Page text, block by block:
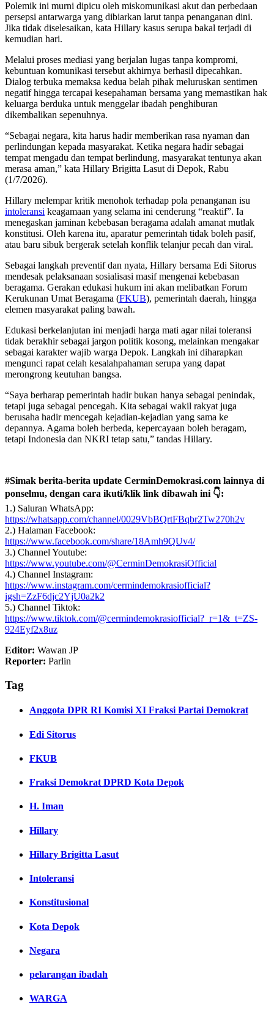
Polemik ini murni dipicu oleh miskomunikasi akut dan perbedaan
persepsi antarwarga yang dibiarkan larut tanpa penanganan dini.
Jika tidak diselesaikan, kata Hillary kasus serupa bakal terjadi di
kemudian hari.
Melalui proses mediasi yang berjalan lugas tanpa kompromi,
kebuntuan komunikasi tersebut akhirnya berhasil dipecahkan.
Dialog terbuka memaksa kedua belah pihak meluruskan sentimen
negatif hingga tercapai kesepahaman bersama yang memastikan hak
keluarga berduka untuk menggelar ibadah penghiburan
dikembalikan sepenuhnya.
“Sebagai negara, kita harus hadir memberikan rasa nyaman dan
perlindungan kepada masyarakat. Ketika negara hadir sebagai
tempat mengadu dan tempat berlindung, masyarakat tentunya akan
merasa aman,” kata Hillary Brigitta Lasut di Depok, Rabu
(1/7/2026).
Hillary melempar kritik menohok terhadap pola penanganan isu
intoleransi keagamaan yang selama ini cenderung “reaktif”. Ia
menegaskan jaminan kebebasan beragama adalah amanat mutlak
konstitusi. Oleh karena itu, aparatur pemerintah tidak boleh pasif,
atau baru sibuk bergerak setelah konflik telanjur pecah dan viral.
Sebagai langkah preventif dan nyata, Hillary bersama Edi Sitorus
mendesak pelaksanaan sosialisasi masif mengenai kebebasan
beragama. Gerakan edukasi hukum ini akan melibatkan Forum
Kerukunan Umat Beragama (FKUB), pemerintah daerah, hingga
elemen masyarakat paling bawah.
Edukasi berkelanjutan ini menjadi harga mati agar nilai toleransi
tidak berakhir sebagai jargon politik kosong, melainkan mengakar
sebagai karakter wajib warga Depok. Langkah ini diharapkan
mengunci rapat celah kesalahpahaman serupa yang dapat
merongrong keutuhan bangsa.
“Saya berharap pemerintah hadir bukan hanya sebagai penindak,
tetapi juga sebagai pencegah. Kita sebagai wakil rakyat juga
berusaha hadir mencegah kejadian-kejadian yang sama ke
depannya. Agama boleh berbeda, kepercayaan boleh beragam,
tetapi Indonesia dan NKRI tetap satu,” tandas Hillary.
#Simak berita-berita update CerminDemokrasi.com lainnya di
ponselmu, dengan cara ikuti/klik link dibawah ini 👇:
1.) Saluran WhatsApp:
https://whatsapp.com/channel/0029VbBQrtFBqbr2Tw270h2v
2.) Halaman Facebook:
https://www.facebook.com/share/18Amh9QUv4/
3.) Channel Youtube:
https://www.youtube.com/@CerminDemokrasiOfficial
4.) Channel Instagram:
https://www.instagram.com/cermindemokrasiofficial?
igsh=ZzF6djc2YjU0a2k2
5.) Channel Tiktok:
https://www.tiktok.com/@cermindemokrasiofficial?_r=1&_t=ZS-
924Eyf2x8uz
Editor: Wawan JP
Reporter: Parlin
Tag
Anggota DPR RI Komisi XI Fraksi Partai Demokrat
Edi Sitorus
FKUB
Fraksi Demokrat DPRD Kota Depok
H. Iman
Hillary
Hillary Brigitta Lasut
Intoleransi
Konstitusional
Kota Depok
Negara
pelarangan ibadah
WARGA